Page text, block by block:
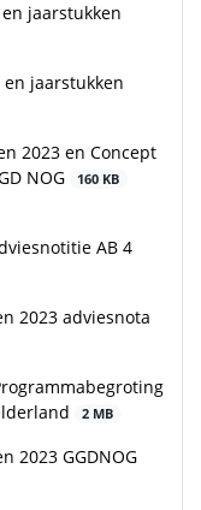
jaarstukken
en jaarstukken
2023 en Concept
NOG
160 KB
AB 4
2023 adviesnota
2 MB
2023 GGDNOG